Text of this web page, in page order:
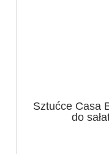
Sztućce Casa
do